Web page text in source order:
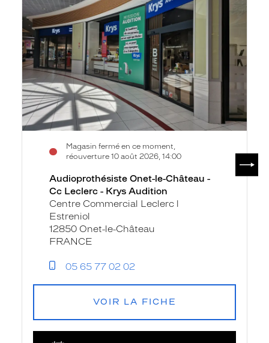
Château
-
Cc
Leclerc
-
Krys
Audition
Magasin fermé en ce moment,
réouverture 10 août 2026, 14:00
Audioprothésiste Onet-le-Château -
Cc Leclerc - Krys Audition
Centre Commercial Leclerc l
Estreniol
12850 Onet-le-Château
FRANCE
05 65 77 02 02
VOIR LA FICHE